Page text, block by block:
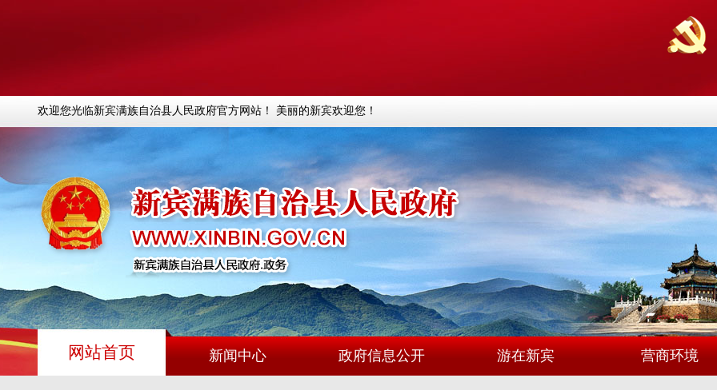
欢迎您光临新宾满族自治县人民政府官方网站！ 美丽的新宾欢迎您！
网站首页 新闻中心 政府信息公开 游在新宾 营商环境